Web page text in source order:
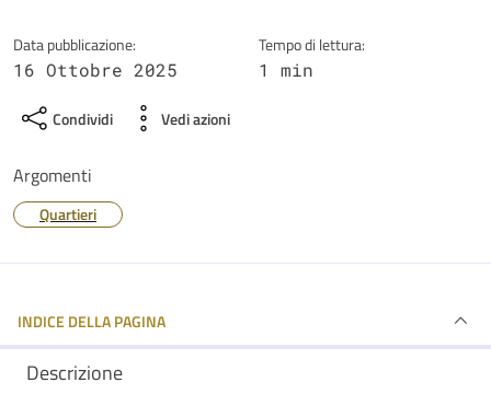
Data pubblicazione:
16 Ottobre 2025
Tempo di lettura:
1 min
Condividi Vedi azioni
Argomenti
Quartieri
INDICE DELLA PAGINA
Descrizione